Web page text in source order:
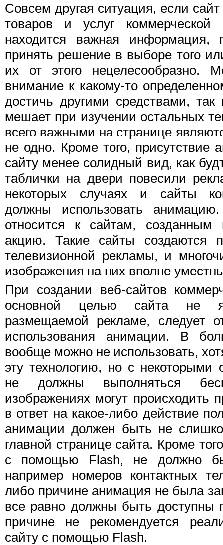
Совсем другая ситуация, если
товаров и услуг коммерческой
находится важная информация,
принять решение в выборе того
их от этого нецелесообразно.
внимание к какому-то
достичь другими средствами, так
мешает при изучении остальных
всего важными на странице
не одно. Кроме того, присутствие
сайту менее солидный вид, как
таблички на двери повесили
некоторых случаях и сайты
должны использовать
относится к сайтам, созданным
акцию. Такие сайты создаются
телевизионной рекламы, и
изображения на них вполне
При создании веб-сайтов
основной целью сайта не
размещаемой рекламе, следует
использования анимации. В
вообще можно не использовать,
эту технологию, но с некоторыми
не должны выполняться
изображениях могут происходить
в ответ на какое-либо действие
анимации должен быть не
главной странице сайта. Кроме
с помощью Flash, не должно
например номеров контактных
либо причине анимация не была
все равно должны быть доступны
причине не рекомендуется
сайту с помощью Flash.